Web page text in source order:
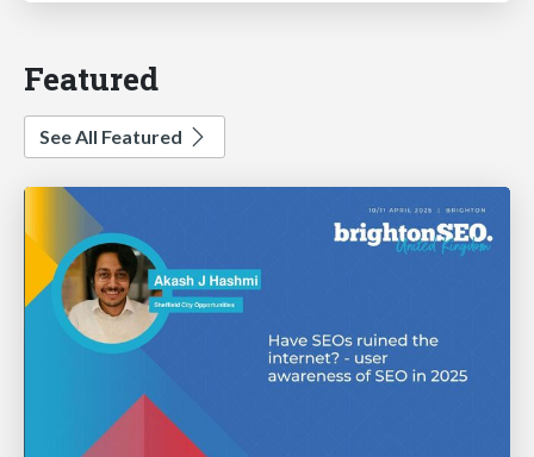
Featured
See All Featured